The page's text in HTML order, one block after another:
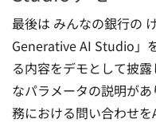
最後は みんなの銀行の
Generative AI Studio」
る内容をデモとして披
なパラメータの説明が
務における問い合わせ